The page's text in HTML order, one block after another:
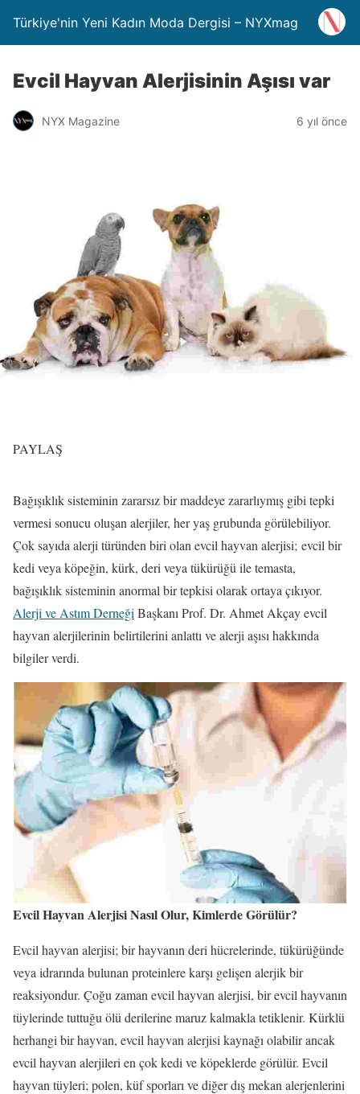
Türkiye'nin Yeni Kadın Moda Dergisi – NYXmag
Evcil Hayvan Alerjisinin Aşısı var
NYX Magazine 6 yıl önce
PAYLAŞ
Bağışıklık sisteminin zararsız bir maddeye zararlıymış gibi tepki
vermesi sonucu oluşan alerjiler, her yaş grubunda görülebiliyor.
Çok sayıda alerji türünden biri olan evcil hayvan alerjisi; evcil bir
kedi veya köpeğin, kürk, deri veya tükürüğü ile temasta,
bağışıklık sisteminin anormal bir tepkisi olarak ortaya çıkıyor.
Alerji ve Astım Derneği Başkanı Prof. Dr. Ahmet Akçay evcil
hayvan alerjilerinin belirtilerini anlattı ve alerji aşısı hakkında
bilgiler verdi.
Evcil Hayvan Alerjisi Nasıl Olur, Kimlerde Görülür?
Evcil hayvan alerjisi; bir hayvanın deri hücrelerinde, tükürüğünde
veya idrarında bulunan proteinlere karşı gelişen alerjik bir
reaksiyondur. Çoğu zaman evcil hayvan alerjisi, bir evcil hayvanın
tüylerinde tuttuğu ölü derilerine maruz kalmakla tetiklenir. Kürklü
herhangi bir hayvan, evcil hayvan alerjisi kaynağı olabilir ancak
evcil hayvan alerjileri en çok kedi ve köpeklerde görülür. Evcil
hayvan tüyleri; polen, küf sporları ve diğer dış mekan alerjenlerini